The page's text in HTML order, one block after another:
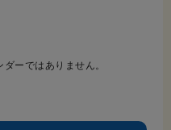
ーではありません。